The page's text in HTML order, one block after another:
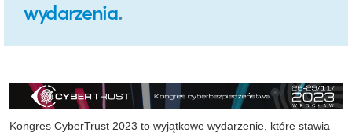
wydarzenia.
Kongres CyberTrust 2023 to wyjątkowe wydarzenie, które stawia